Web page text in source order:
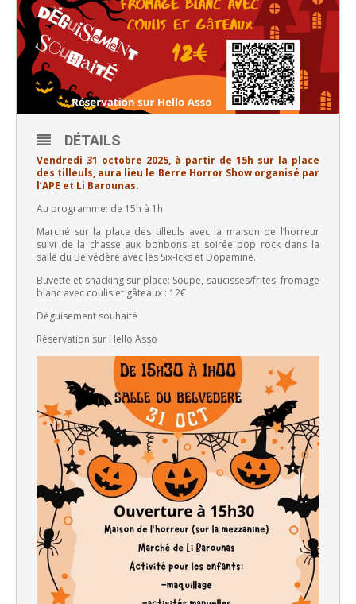
DÉTAILS
Vendredi 31 octobre 2025, à partir de 15h sur la place
des tilleuls, aura lieu le Berre Horror Show organisé par
l’APE et Li Barounas.
Au programme: de 15h à 1h.
Marché sur la place des tilleuls avec la maison de l’horreur
suivi de la chasse aux bonbons et soirée pop rock dans la
salle du Belvédère avec les Six-Icks et Dopamine.
Buvette et snacking sur place: Soupe, saucisses/frites, fromage
blanc avec coulis et gâteaux : 12€
Déguisement souhaité
Réservation sur Hello Asso